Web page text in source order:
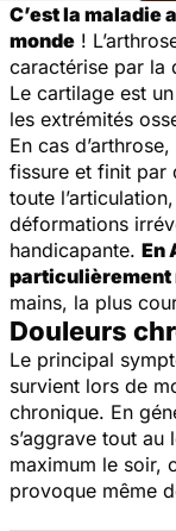
C’est la maladie
monde !
caractérise par la
Le cartilage est
les extrémités
En cas
fissure et finit par
toute
déformations
handicapante. En
particulièrement
mains, la plus
Douleurs
Le principal
survient lors de
chronique. En
s’aggrave tout
maximum le soir,
provoque même